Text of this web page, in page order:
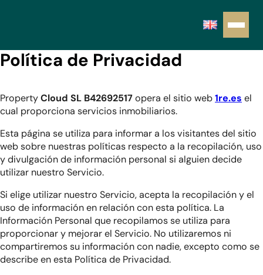
Política de Privacidad
PropertyCloud SL B42692517opera el sitio web1re.es el
cual proporciona servicios inmobiliarios.
Esta página se utiliza para informar a los visitantes del sitio
web sobre nuestras políticas respecto a la recopilación, uso
y divulgación de información personal si alguien decide
utilizar nuestro Servicio.
Si elige utilizar nuestro Servicio, acepta la recopilación y el
uso de información en relación con esta política. La
Información Personal que recopilamos se utiliza para
proporcionar y mejorar el Servicio. No utilizaremos ni
compartiremos su información con nadie, excepto como se
describe en esta Política de Privacidad.